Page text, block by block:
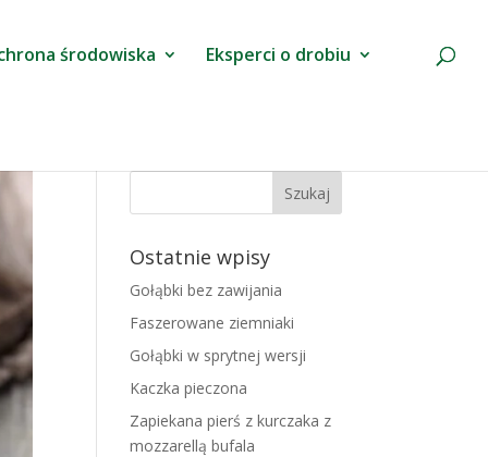
środowiska Eksperci o drobiu
Ostatnie wpisy
Gołąbki bez zawijania
Faszerowane ziemniaki
Gołąbki w sprytnej wersji
Kaczka pieczona
Zapiekana pierś z kurczaka z
mozzarellą bufala